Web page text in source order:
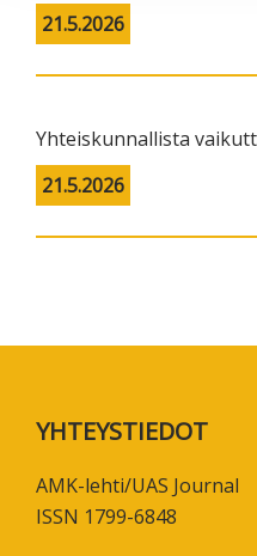
21.5.2026
Yhteiskunnallista
21.5.2026
Footer
YHTEYSTIEDOT
AMK-lehti/UAS Journal
ISSN 1799-6848